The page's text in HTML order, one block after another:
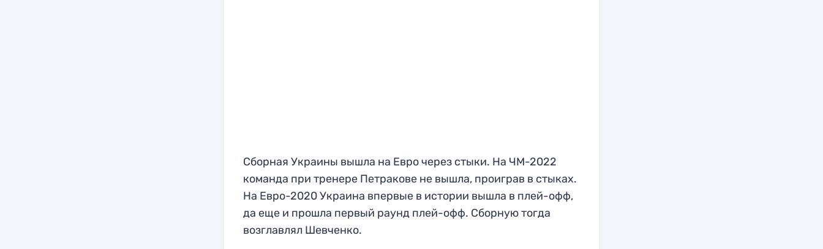
Сборная Украины вышла на Евро через стыки. На ЧМ-2022
команда при тренере Петракове не вышла, проиграв в стыках.
На Евро-2020 Украина впервые в истории вышла в плей-офф,
да еще и прошла первый раунд плей-офф. Сборную тогда
возглавлял Шевченко.